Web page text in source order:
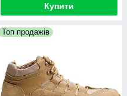
Купити
Топ продажів